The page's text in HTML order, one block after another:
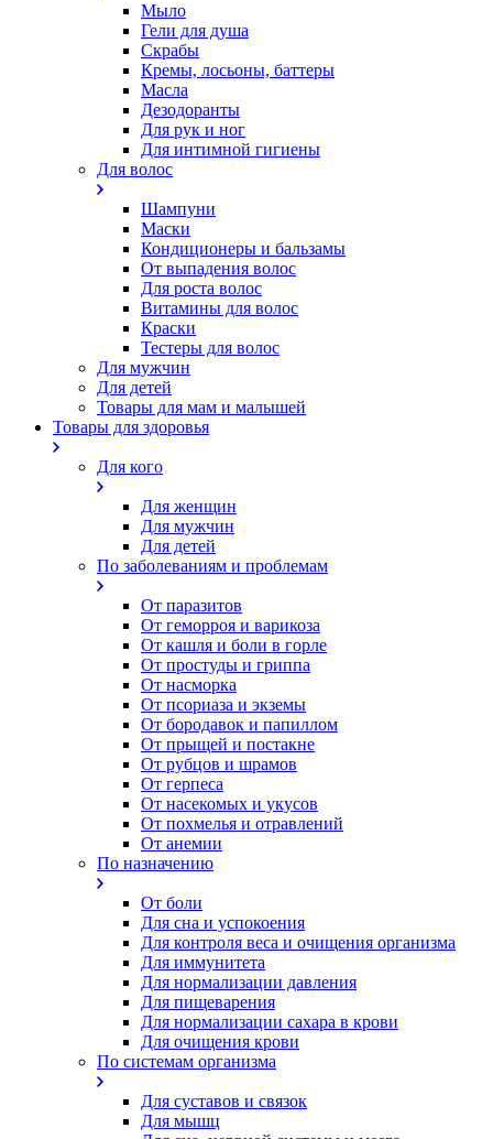
Мыло
Гели для душа
Скрабы
Кремы, лосьоны, баттеры
Масла
Дезодоранты
Для рук и ног
Для интимной гигиены
Для волос
Шампуни
Маски
Кондиционеры и бальзамы
От выпадения волос
Для роста волос
Витамины для волос
Краски
Тестеры для волос
Для мужчин
Для детей
Товары для мам и малышей
Товары для здоровья
Для кого
Для женщин
Для мужчин
Для детей
По заболеваниям и проблемам
От паразитов
Oт геморроя и варикоза
От кашля и боли в горле
От простуды и гриппа
От насморка
Oт псориаза и экземы
От бородавок и папиллом
От прыщей и постакне
От рубцов и шрамов
От герпеса
От насекомых и укусов
От похмелья и отравлений
От анемии
По назначению
От боли
Для сна и успокоения
Для контроля веса и очищения организма
Для иммунитета
Для нормализации давления
Для пищеварения
Для нормализации сахара в крови
Для очищения крови
По системам организма
Для суставов и связок
Для мышц